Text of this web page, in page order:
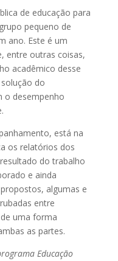
de educação para
pequeno de
ano. Este é um
entre outras coisas,
acadêmico desse
do
o desempenho
está na
os relatórios dos
do trabalho
e ainda
algumas e
entre
uma forma
as partes.
Educação